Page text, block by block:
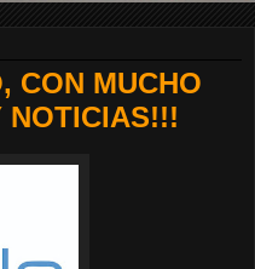
CON MUCHO
NOTICIAS!!!